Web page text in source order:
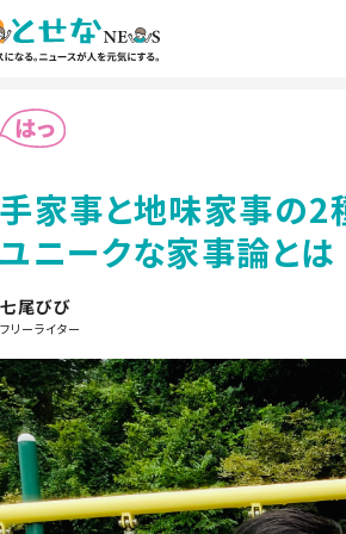
家事と地味家事の
ニークな家事論とは
七尾びび
フリーライター